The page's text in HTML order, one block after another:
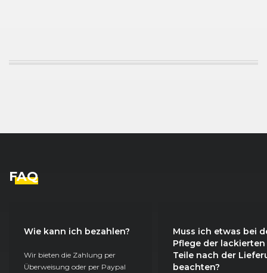
FAQ
Wie kann ich bezahlen?
Wir bieten die Zahlung per
Überweisung oder per Paypal
Muss ich etwas bei
Pflege der lackierten
Teile nach der
beachten?